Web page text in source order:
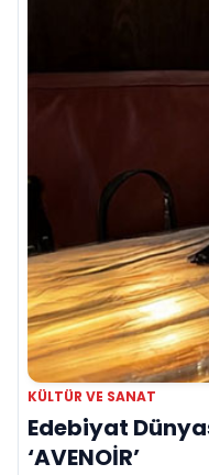
KÜLTÜR VE SANAT
Edebiyat
‘AVENOİR’